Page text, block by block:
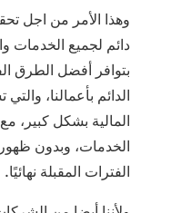
وهذا الأمر من اجل
دائم لجميع الخدمات
بتوافر أفضل الطرق
الدائم بأعمالنا،
المالية بشكل كبير،
الخدمات، وبدون
الفترات المقبلة نهائيًا.